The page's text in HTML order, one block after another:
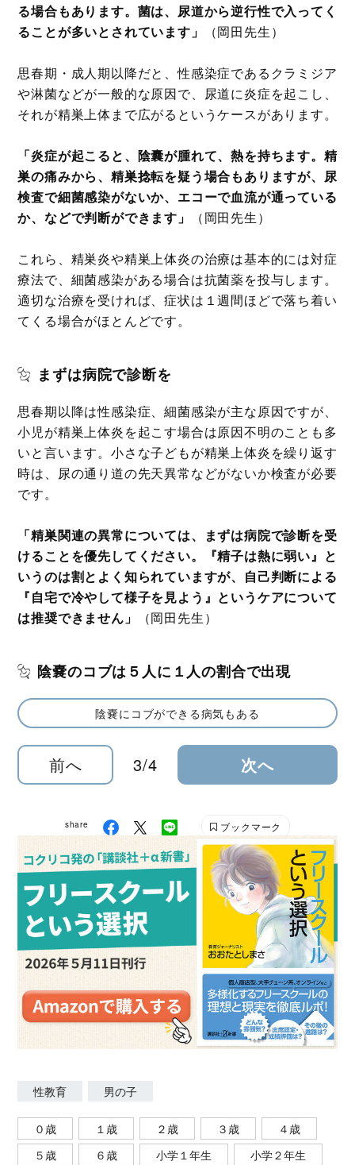
る場合もあります。菌は、尿道から逆行性で入ってく
ることが多いとされています」
（岡田先生）
思春期・成人期以降だと、性感染症であるクラミジア
や淋菌などが一般的な原因で、尿道に炎症を起こし、
それが精巣上体まで広がるというケースがあります。
「炎症が起こると、陰囊が腫れて、熱を持ちます。精
巣の痛みから、精巣捻転を疑う場合もありますが、尿
検査で細菌感染がないか、エコーで血流が通っている
か、などで判断ができます」
（岡田先生）
これら、精巣炎や精巣上体炎の治療は基本的には対症
療法で、細菌感染がある場合は抗菌薬を投与します。
適切な治療を受ければ、症状は１週間ほどで落ち着い
てくる場合がほとんどです。
まずは病院で診断を
思春期以降は性感染症、細菌感染が主な原因ですが、
小児が精巣上体炎を起こす場合は原因不明のことも多
いと言います。小さな子どもが精巣上体炎を繰り返す
時は、尿の通り道の先天異常などがないか検査が必要
です。
「精巣関連の異常については、まずは病院で診断を受
けることを優先してください。『精子は熱に弱い』と
いうのは割とよく知られていますが、自己判断による
『自宅で冷やして様子を見よう』というケアについて
は推奨できません」
（岡田先生）
陰嚢のコブは５人に１人の割合で出現
陰嚢にコブができる病気もある
前へ 3/4 次へ
share ブックマーク
性教育 男の子
０歳 １歳 ２歳 ３歳
４歳
５歳
６歳 小学１年生
小学２年生